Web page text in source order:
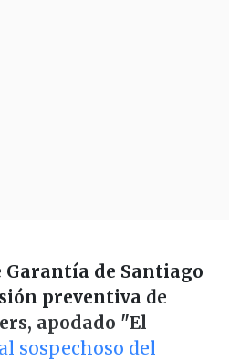
Garantía de Santiago
preventiva de
apodado "El
sospechoso del